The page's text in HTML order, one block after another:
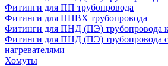
Фитинги для ПП трубопровода
Фитинги для НПВХ трубопровода
Фитинги для ПНД (ПЭ) трубопровода
Фитинги для ПНД (ПЭ) трубопровода
нагревателями
Хомуты